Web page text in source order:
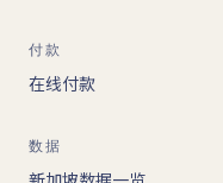
付款
在线付款
数据